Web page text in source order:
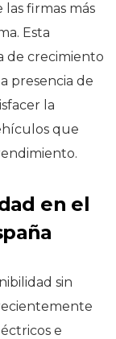
firmas más
Esta
de crecimiento
presencia de
la
que
en el
sin
e